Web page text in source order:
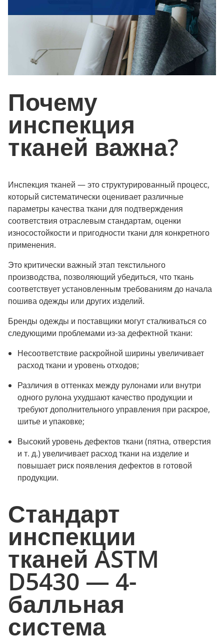
Почему
инспекция
тканей важна?
Инспекция тканей — это структурированный процесс,
который систематически оценивает различные
параметры качества ткани для подтверждения
соответствия отраслевым стандартам, оценки
износостойкости и пригодности ткани для конкретного
применения.
Это критически важный этап текстильного
производства, позволяющий убедиться, что ткань
соответствует установленным требованиям до начала
пошива одежды или других изделий.
Бренды одежды и поставщики могут сталкиваться со
следующими проблемами из-за дефектной ткани:
Несоответствие раскройной ширины увеличивает
расход ткани и уровень отходов;
Различия в оттенках между рулонами или внутри
одного рулона ухудшают качество продукции и
требуют дополнительного управления при раскрое,
шитье и упаковке;
Высокий уровень дефектов ткани (пятна, отверстия
и т. д.) увеличивает расход ткани на изделие и
повышает риск появления дефектов в готовой
продукции.
Стандарт
инспекции
тканей ASTM
D5430 — 4-
балльная
система